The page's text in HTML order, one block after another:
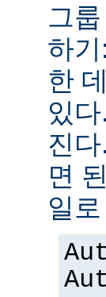
그
하
한
있
진
면
일